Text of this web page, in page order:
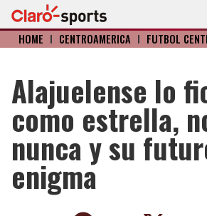
HOME I CENTROAMERICA I FÚTBOL
Alajuelense lo
como estrella,
nunca y su
enigma